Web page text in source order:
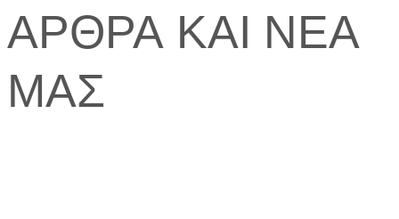
ΑΡΘΡΑ ΚΑΙ ΝΕΑ
ΜΑΣ